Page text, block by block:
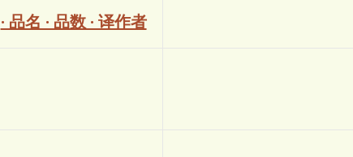
· 品名 · 品数 · 译作者